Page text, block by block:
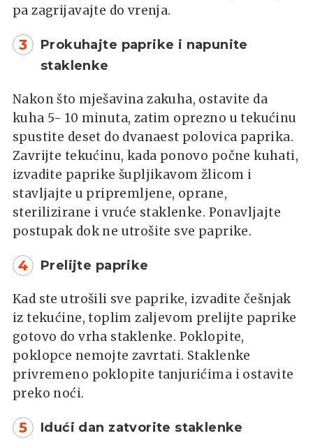
pa zagrijavajte do vrenja.
3
Prokuhajte paprike i napunite
staklenke
Nakon što mješavina zakuha, ostavite da
kuha 5- 10 minuta, zatim oprezno u tekućinu
spustite deset do dvanaest polovica paprika.
Zavrijte tekućinu, kada ponovo počne kuhati,
izvadite paprike šupljikavom žlicom i
stavljajte u pripremljene, oprane,
sterilizirane i vruće staklenke. Ponavljajte
postupak dok ne utrošite sve paprike.
4 Prelijte paprike
Kad ste utrošili sve paprike, izvadite češnjak
iz tekućine, toplim zaljevom prelijte paprike
gotovo do vrha staklenke. Poklopite,
poklopce nemojte zavrtati. Staklenke
privremeno poklopite tanjurićima i ostavite
preko noći.
5 Idući dan zatvorite staklenke